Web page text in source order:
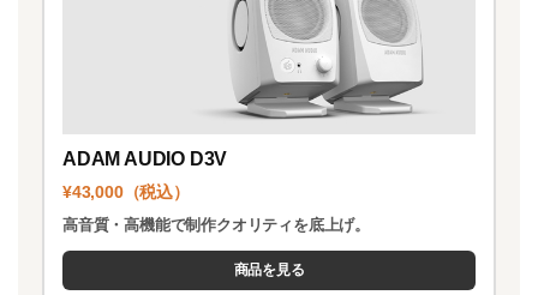
ADAM AUDIO D3V
¥43,000（税込）
高音質・高機能で制作クオリティを底上げ。
商品を見る